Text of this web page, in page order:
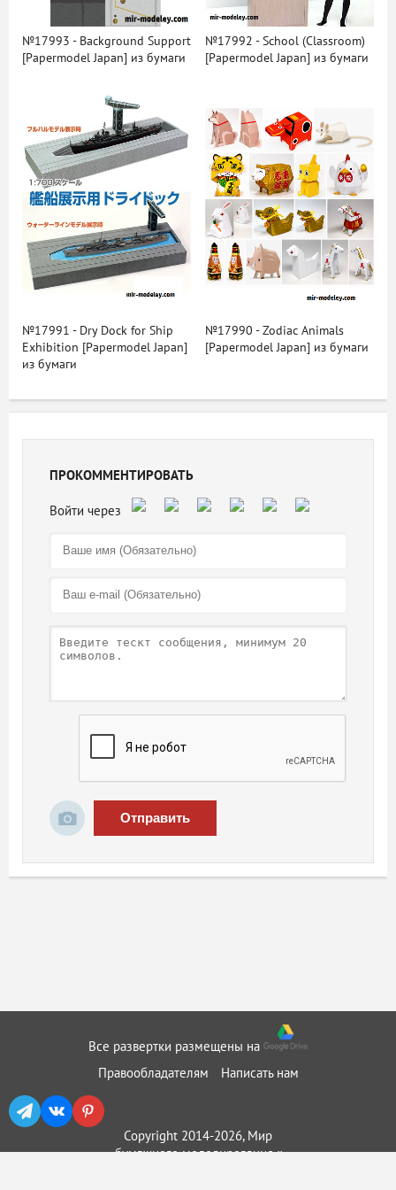
№17993 - Background Support
[Papermodel Japan] из бумаги
№17992 - School (Classroom)
[Papermodel Japan] из бумаги
№17991 - Dry Dock for Ship
Exhibition [Papermodel Japan]
из бумаги
№17990 - Zodiac Animals
[Papermodel Japan] из бумаги
ПРОКОММЕНТИРОВАТЬ
Отправить
Все развертки размещены на
Правообладателям
Написать нам
Copyright 2014-2026, Мир
бумажного моделирования ::